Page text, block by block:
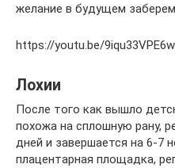
желание в будущем
https://youtu.be/9iqu33VPE6w
Лохии
После того как вышло
похожа на сплошную рану,
дней и завершается на 6-7
плацентарная площадка,